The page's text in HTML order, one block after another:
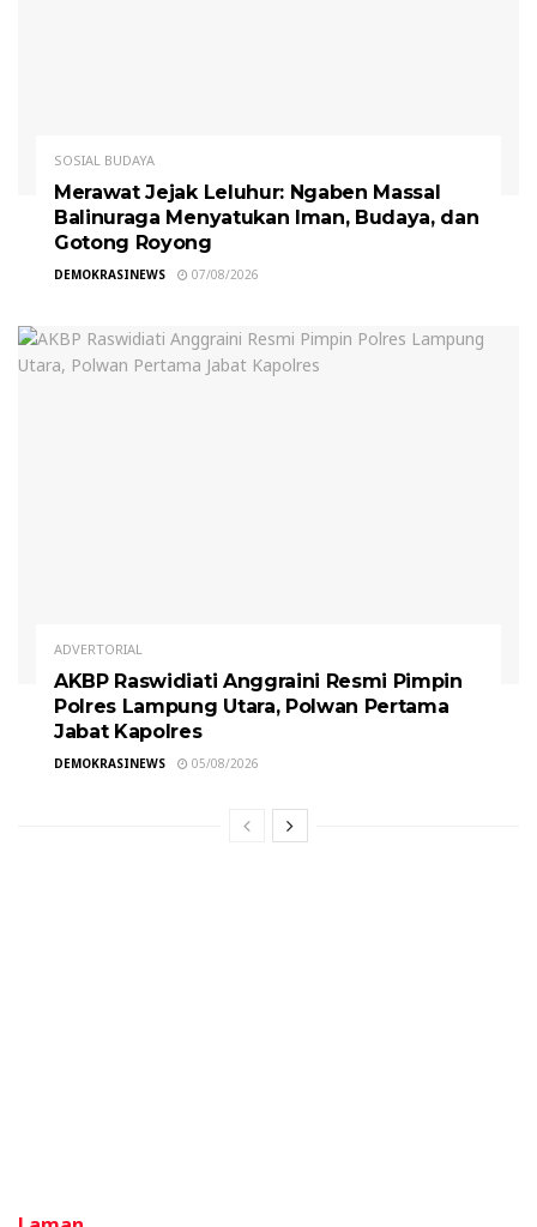
SOSIAL BUDAYA
Merawat Jejak Leluhur: Ngaben Massal
Balinuraga Menyatukan Iman, Budaya, dan
Gotong Royong
DEMOKRASINEWS 07/08/2026
ADVERTORIAL
AKBP Raswidiati Anggraini Resmi Pimpin
Polres Lampung Utara, Polwan Pertama
Jabat Kapolres
DEMOKRASINEWS 05/08/2026